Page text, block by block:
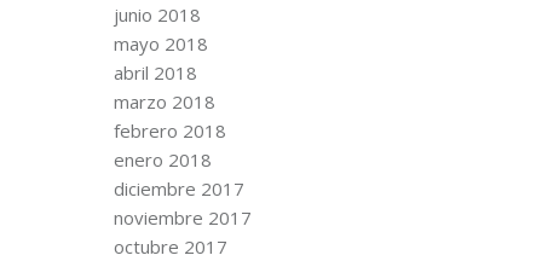
junio 2018
mayo 2018
abril 2018
marzo 2018
febrero 2018
enero 2018
diciembre 2017
noviembre 2017
octubre 2017